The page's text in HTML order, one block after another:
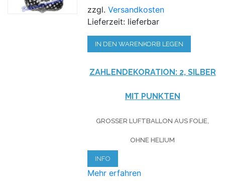
zzgl.Versandkosten
Lieferzeit: lieferbar
IN DEN WARENKORB LEGEN
ZAHLENDEKORATION: 2, SILBER
MIT PUNKTEN
GROSSER LUFTBALLON AUS FOLIE, O
HNE HELIUM
INFO
Mehr erfahren